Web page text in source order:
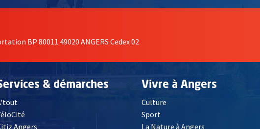
BP 80011 49020 ANGERS Cedex 02
& démarches
Angers , Ouvre une nouvelle fenêtre
Vivre à Angers
Culture
Sport
La Nature à Angers